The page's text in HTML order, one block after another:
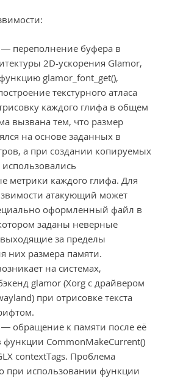
— переполнение буфера в
2D-ускорения Glamor,
glamor_font_get(),
текстурного атласа
каждого глифа в общем
вызвана тем, что размер
на основе заданных в
а при создании копируемых
метрики каждого глифа. Для
атакующий может
оформленный файл в
заданы неверные
за пределы
них размера памяти.
на системах,
glamor (Xorg с драйвером
при отрисовке текста
— обращение к памяти после её
CommonMakeCurrent()
contextTags. Проблема
при использовании функции